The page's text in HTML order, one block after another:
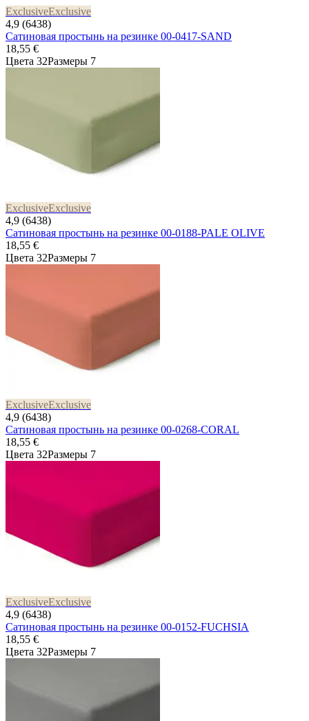
ExclusiveExclusive
4,9 (6438)
Сатиновая простынь на резинке 00-0417-SAND
18,55 €
Цвета 32Размеры 7
ExclusiveExclusive
4,9 (6438)
Сатиновая простынь на резинке 00-0188-PALE OLIVE
18,55 €
Цвета 32Размеры 7
ExclusiveExclusive
4,9 (6438)
Сатиновая простынь на резинке 00-0268-CORAL
18,55 €
Цвета 32Размеры 7
ExclusiveExclusive
4,9 (6438)
Сатиновая простынь на резинке 00-0152-FUCHSIA
18,55 €
Цвета 32Размеры 7